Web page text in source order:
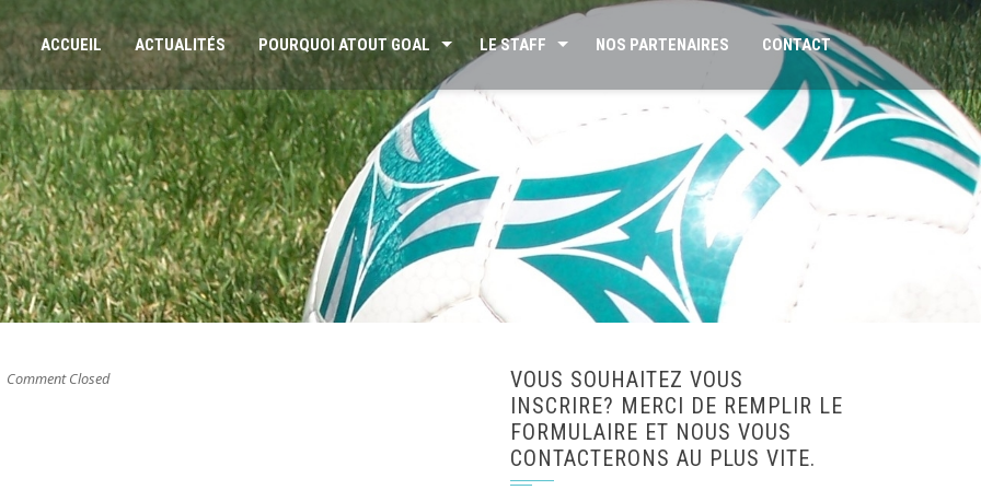
ACCUEIL ACTUALITÉS POURQUOI ATOUT GOAL LE STAFF NOS PARTENAIRES CONTACT
Comment Closed
VOUS SOUHAITEZ VOUS
INSCRIRE? MERCI DE REMPLIR LE
FORMULAIRE ET NOUS VOUS
CONTACTERONS AU PLUS VITE.